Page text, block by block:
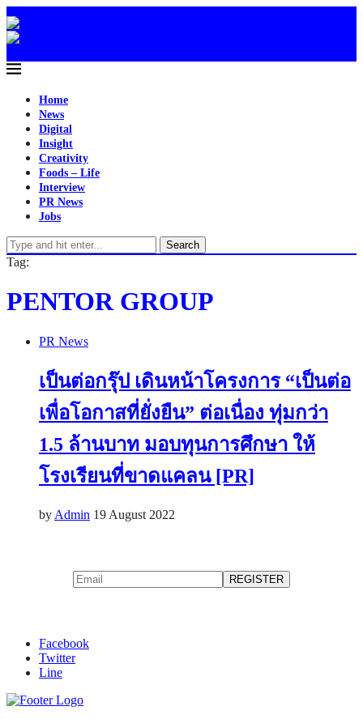
Home
News
Digital
Insight
Creativity
Foods – Life
Interview
PR News
Jobs
Search
Tag:
PENTOR GROUP
PR News
เป็นต่อกรุ๊ป เดินหน้าโครงการ “เป็นต่อ
เพื่อโอกาสที่ยั่งยืน” ต่อเนื่อง ทุ่มกว่า
1.5 ล้านบาท มอบทุนการศึกษา ให้
โรงเรียนที่ขาดแคลน [PR]
by Admin 19 August 2022
Facebook
Twitter
Line